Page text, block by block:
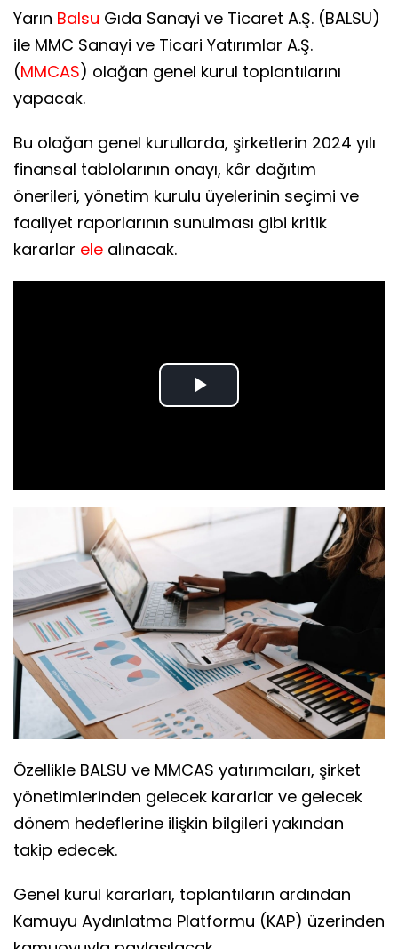
Yarın Balsu Gıda Sanayi ve Ticaret A.Ş. (BALSU)
ile MMC Sanayi ve Ticari Yatırımlar A.Ş.
(MMCAS) olağan genel kurul toplantılarını
yapacak.
Bu olağan genel kurullarda, şirketlerin 2024 yılı
finansal tablolarının onayı, kâr dağıtım
önerileri, yönetim kurulu üyelerinin seçimi ve
faaliyet raporlarının sunulması gibi kritik
kararlar ele alınacak.
Play
Özellikle BALSU ve MMCAS yatırımcıları, şirket
yönetimlerinden gelecek kararlar ve gelecek
dönem hedeflerine ilişkin bilgileri yakından
takip edecek.
Genel kurul kararları, toplantıların ardından
Kamuyu Aydınlatma Platformu (KAP) üzerinden